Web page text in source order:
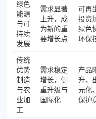
绿色
能源
与可
持续
发展
需求显著
上升，成
为新的重
要增长点
可再
投资
绿色
环保
传统
优势
制造
与农
业加
工
需求稳定
增长，侧
重升级与
国际化
产品
升、
元化
保护